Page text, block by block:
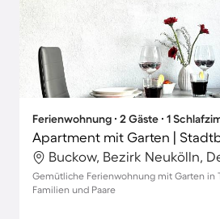
Ferienwohnung ∙ 2 Gäste ∙ 1
Apartment mit Garten |
Buckow, Bezirk Neukölln,
Gemütliche Ferienwohnung mit Garten in
Familien und Paare